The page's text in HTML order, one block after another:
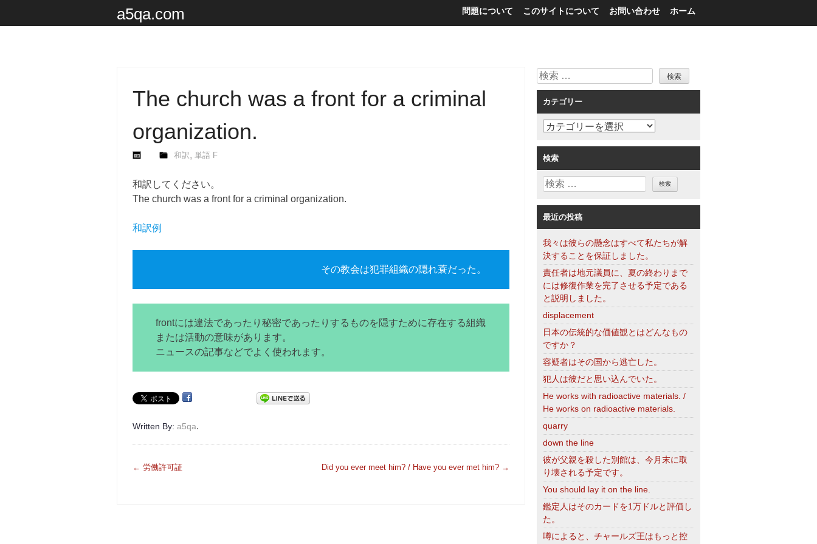
a5qa.com ホーム
お問い合わせ
このサイトについて
問題について
The church was a front for a criminal
organization.
和訳, 単語 F
和訳してください。
The church was a front for a criminal organization.
和訳例
その教会は犯罪組織の隠れ蓑だった。
frontには違法であったり秘密であったりするものを隠すために存在する組織
または活動の意味があります。
ニュースの記事などでよく使われます。
Written By: a5qa.
投
← 労働許可証 Did you ever meet him? / Have you ever met him? →
検
索
カテゴリー
カ
ゴ
リ
ー
検索
検
最近の投稿
我々は彼らの懸念はすべて私たちが解
決することを保証しました。
責任者は地元議員に、夏の終わりまで
には修復作業を完了させる予定である
と説明しました。
displacement
日本の伝統的な価値観とはどんなもの
ですか？
容疑者はその国から逃亡した。
犯人は彼だと思い込んでいた。
He works with radioactive materials. /
He works on radioactive materials.
quarry
down the line
彼が父親を殺した別館は、今月末に取
り壊される予定です。
You should lay it on the line.
鑑定人はそのカードを1万ドルと評価し
た。
噂によると、チャールズ王はもっと控